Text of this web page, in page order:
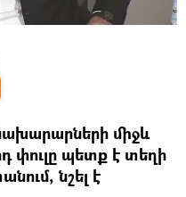
միջև
փուլը պետք է տեղի
նշել է